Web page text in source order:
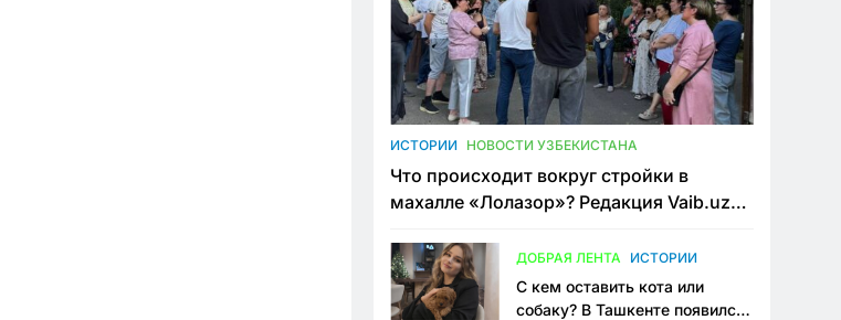
ИСТОРИИ НОВОСТИ УЗБЕКИСТАНА
Что происходит вокруг стройки в
махалле «Лолазор»? Редакция Vaib.uz
конфликта
ДОБРАЯ ЛЕНТА ИСТОРИИ
С кем оставить кота или
собаку? В Ташкенте появился